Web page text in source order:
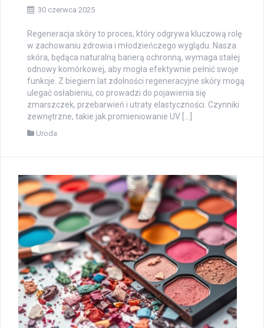
30 czerwca 2025
Regeneracja skóry to proces, który odgrywa kluczową rolę
w zachowaniu zdrowia i młodzieńczego wyglądu. Nasza
skóra, będąca naturalną barierą ochronną, wymaga stałej
odnowy komórkowej, aby mogła efektywnie pełnić swoje
funkcje. Z biegiem lat zdolności regeneracyjne skóry mogą
ulegać osłabieniu, co prowadzi do pojawienia się
zmarszczek, przebarwień i utraty elastyczności. Czynniki
zewnętrzne, takie jak promieniowanie UV […]
Uroda